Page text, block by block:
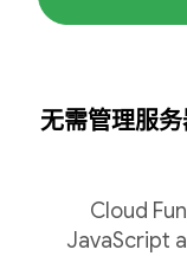
无需管理服
Cloud
JavaScript